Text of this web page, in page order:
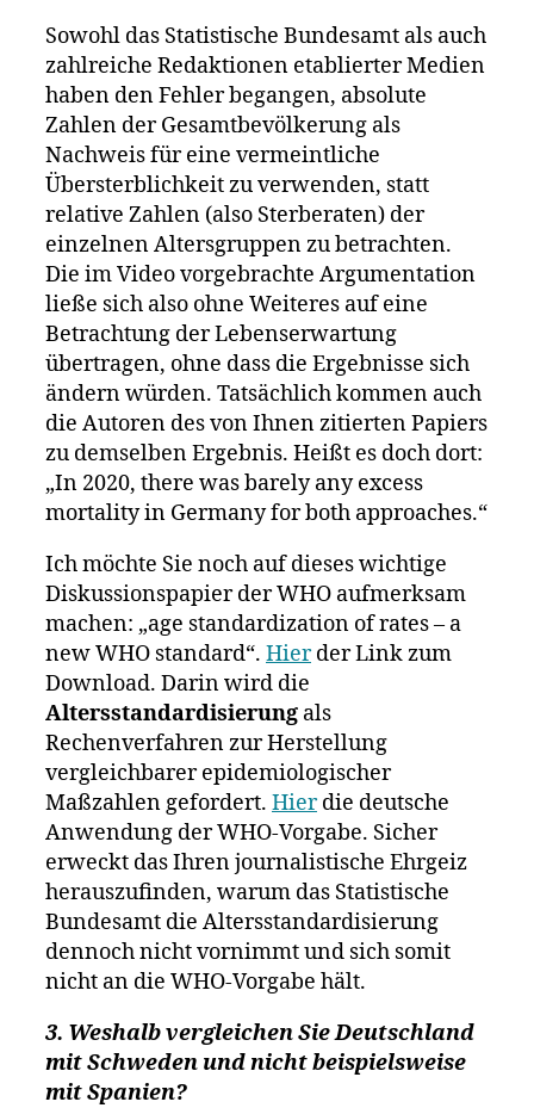
Sowohl das Statistische Bundesamt als auch
zahlreiche Redaktionen etablierter Medien
haben den Fehler begangen, absolute
Zahlen der Gesamtbevölkerung als
Nachweis für eine vermeintliche
Übersterblichkeit zu verwenden, statt
relative Zahlen (also Sterberaten) der
einzelnen Altersgruppen zu betrachten.
Die im Video vorgebrachte Argumentation
ließe sich also ohne Weiteres auf eine
Betrachtung der Lebenserwartung
übertragen, ohne dass die Ergebnisse sich
ändern würden. Tatsächlich kommen auch
die Autoren des von Ihnen zitierten Papiers
zu demselben Ergebnis. Heißt es doch dort:
„In 2020, there was barely any excess
mortality in Germany for both approaches.“
Ich möchte Sie noch auf dieses wichtige
Diskussionspapier der WHO aufmerksam
machen: „age standardization of rates – a
new WHO standard“. Hierder Link zum
Download. Darin wird die
Altersstandardisierung als
Rechenverfahren zur Herstellung
vergleichbarer epidemiologischer
Maßzahlen gefordert. Hierdie deutsche
Anwendung der WHO-Vorgabe. Sicher
erweckt das Ihren journalistische Ehrgeiz
herauszufinden, warum das Statistische
Bundesamt die Altersstandardisierung
dennoch nicht vornimmt und sich somit
nicht an die WHO-Vorgabe hält.
3. Weshalb vergleichen Sie Deutschland
mit Schweden und nicht beispielsweise
mit Spanien?